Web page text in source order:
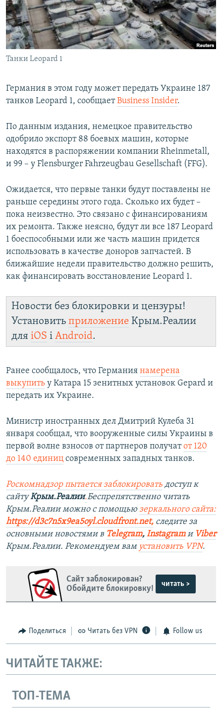
ПОБЕДИТЕЛЕЙ НЕ СУДЯТ?
КРЫМ.НЕПОКОРЕННЫЙ
ELIFBE
УКРАИНСКАЯ ПРОБЛЕМА КРЫМА
ПРИСОЕДИНЯЙТЕСЬ!
Танки Leopard 1
Германия в этом году может передать Украине 187
танков Leopard 1, сообщаетBusiness Insider.
По данным издания, немецкое правительство
одобрило экспорт 88 боевых машин, которые
находятся в распоряжении компании Rheinmetall,
и 99 – у Flensburger Fahrzeugbau Gesellschaft (FFG).
Ожидается, что первые танки будут поставлены не
раньше середины этого года. Сколько их будет –
пока неизвестно. Это связано с финансированиям
их ремонта. Также неясно, будут ли все 187 Leopard
1 боеспособными или же часть машин придется
использовать в качестве доноров запчастей. В
ближайшие недели правительство должно решить,
как финансировать восстановление Leopard 1.
Новости без блокировки и цензуры!
Установить приложение Крым.Реалии
для iOS і Android.
Ранее сообщалось, что Германия намерена
выкупить у Катара 15 зенитных установок Gepard и
передать их Украине.
Министр иностранных дел Дмитрий Кулеба 31
января сообщал, что вооруженные силы Украины в
первой волне взносов от партнеров получатот 120
до 140 единиц современных западных танков.
Роскомнадзор пытается заблокировать доступ к
сайтуКрым.Реалии.Беспрепятственно читать
Крым.Реалии можно с помощью зеркального сайта:
https://d3c7n5x9ea5oyl.cloudfront.net, следите за
основными новостями в Telegram, Instagramи Viber
Крым.Реалии. Рекомендуем вам установить VPN.
Сайт заблокирован?
Обойдите блокировку!
читать >
Поделиться Читать без VPN Follow us
ЧИТАЙТЕ ТАКЖЕ:
ТОП-ТЕМА